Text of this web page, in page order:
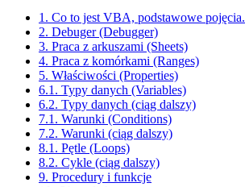
1. Co to jest VBA, podstawowe pojęcia.
2. Debuger (Debugger)
3. Praca z arkuszami (Sheets)
4. Praca z komórkami (Ranges)
5. Właściwości (Properties)
6.1. Typy danych (Variables)
6.2. Typy danych (ciąg dalszy)
7.1. Warunki (Conditions)
7.2. Warunki (ciąg dalszy)
8.1. Pętle (Loops)
8.2. Cykle (ciąg dalszy)
9. Procedury i funkcje